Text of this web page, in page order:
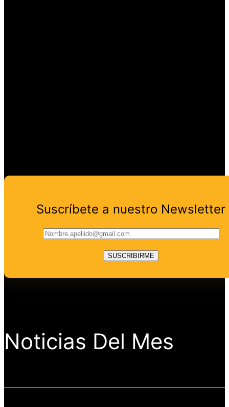
Suscríbete a nuestro Newsletter
Noticias Del Mes